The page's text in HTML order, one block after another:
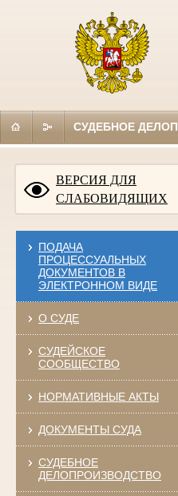
СУДЕБНОЕ
ВЕРСИЯ ДЛЯ
СЛАБОВИДЯЩИХ
ПОДАЧА
ПРОЦЕССУАЛЬНЫХ
ДОКУМЕНТОВ В
ЭЛЕКТРОННОМ ВИДЕ
О СУДЕ
СУДЕЙСКОЕ
СООБЩЕСТВО
НОРМАТИВНЫЕ АКТЫ
ДОКУМЕНТЫ СУДА
СУДЕБНОЕ
ДЕЛОПРОИЗВОДСТВО